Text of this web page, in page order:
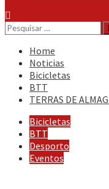
Pesquisar
por:
Home
Noticias
Bicicletas
BTT
TERRAS DE
Bicicletas
BTT
Desporto
Eventos